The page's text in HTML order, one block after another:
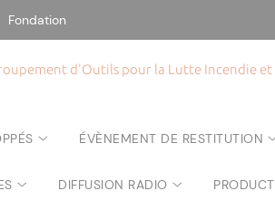
Fondation
d'Outils pour la Lutte Incendie
ÉVÈNEMENT DE RESTITUTION
DIFFUSION RADIO